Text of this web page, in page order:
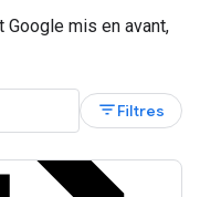
mis en avant,
filter_listFiltres